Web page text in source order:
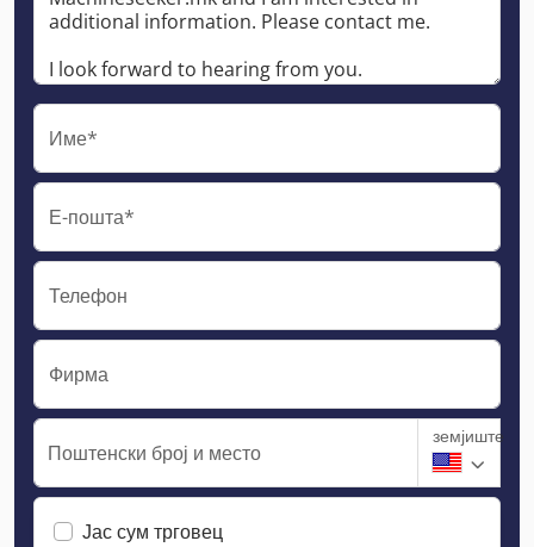
Име*
Е-пошта*
Телефон
Фирма
Поштенски број и место
земјиште
Јас сум трговец